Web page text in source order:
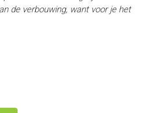
de verbouwing, want voor je het